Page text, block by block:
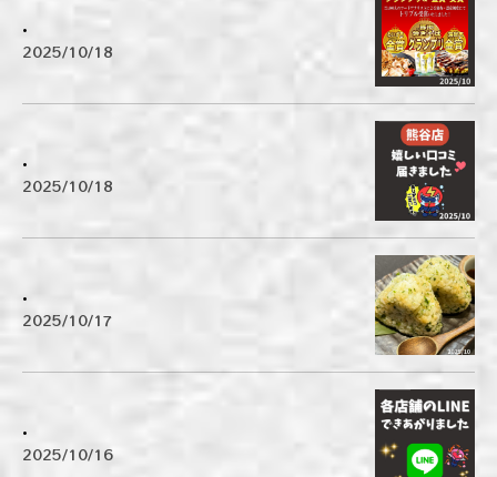
.
2025/10/18
.
2025/10/18
.
2025/10/17
.
2025/10/16